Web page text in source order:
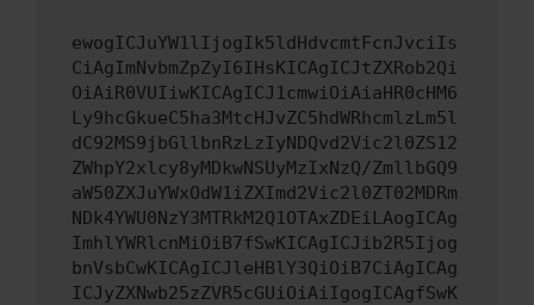
ewogICJuYW1lIjogIk5ldHdvcmtFcnJvciIs
CiAgImNvbmZpZyI6IHsKICAgICJtZXRob2Qi
OiAiR0VUIiwKICAgICJ1cmwiOiAiaHR0cHM6
Ly9hcGkueC5ha3MtcHJvZC5hdWRhcmlzLm5l
dC92MS9jbGllbnRzLzIyNDQvd2Vic2l0ZS12
ZWhpY2xlcy8yMDkwNSUyMzIxNzQ/ZmllbGQ9
aW50ZXJuYWxOdW1iZXImd2Vic2l0ZT02MDRm
NDk4YWU0NzY3MTRkM2Q1OTAxZDEiLAogICAg
ImhlYWRlcnMiOiB7fSwKICAgICJib2R5Ijog
bnVsbCwKICAgICJleHBlY3QiOiB7CiAgICAg
ICJyZXNwb25zZVR5cGUiOiAiIgogICAgfSwK